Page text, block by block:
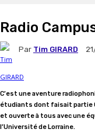
Radio
Par Tim GIRARD
C’est une aventure
étudiants dont faisait partie
et ouverte à tous avec une
l’Université de Lorraine.